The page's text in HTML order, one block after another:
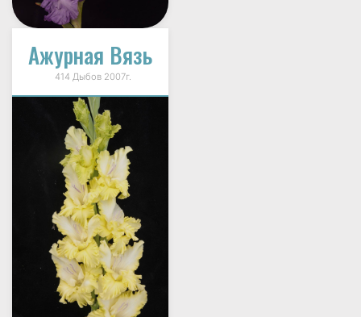
Ажурная Вязь
414 Дыбов 2007г.